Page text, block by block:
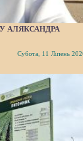
АЛЯКСАНДРА
Субота, 11 Ліпень